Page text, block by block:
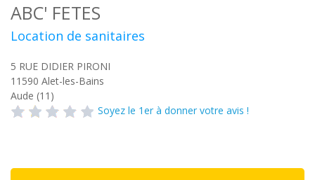
ABC' FETES
Location de sanitaires
5 RUE DIDIER PIRONI
11590 Alet-les-Bains
Aude (11)
Soyez le 1er à donner votre avis !